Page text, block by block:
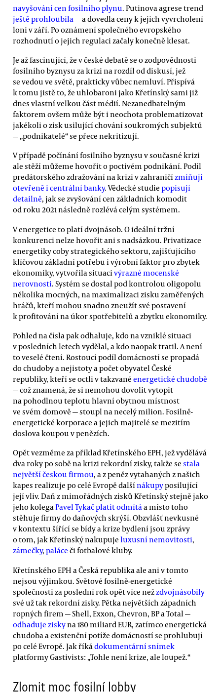
navyšování cen fosilního plynu. Putinova agrese trend
ještě prohloubila — a dovedla ceny k jejich vyvrcholení
loni v září. Po oznámení společného evropského
rozhodnutí o jejich regulaci začaly konečně klesat.
Je až fascinující, že v české debatě se o zodpovědnosti
fosilního byznysu za krizi na rozdíl od diskusí, jež
se vedou ve světě, prakticky vůbec nemluví. Přispívá
k tomu jistě to, že uhlobaroni jako Křetínský sami již
dnes vlastní velkou část médií. Nezanedbatelným
faktorem ovšem může být i neochota problematizovat
jakékoli o zisk usilující chování soukromých subjektů
— „podnikatelé“ se přece nekritizují.
V případě počínání fosilního byznysu v současné krizi
ale stěží můžeme hovořit o poctivém podnikání. Podíl
predátorského zdražování na krizi v zahraničízmiňují
otevřeně i centrální banky. Vědecké studie popisují
detailně, jak se zvyšování cen základních komodit
od roku 2021 následně rozlévá celým systémem.
V energetice to platí dvojnásob. O ideální tržní
konkurenci nelze hovořit ani s nadsázkou. Privatizace
energetiky coby strategického sektoru, zajišťujícího
klíčovou základní potřebu i výrobní faktor pro zbytek
ekonomiky, vytvořila situaci výrazné mocenské
nerovnosti. Systém se dostal pod kontrolou oligopolu
několika mocných, na maximalizaci zisku zaměřených
hráčů, kteří mohou snadno zneužít své postavení
k profitování na úkor spotřebitelů a zbytku ekonomiky.
Pohled na čísla pak odhaluje, kdo na vzniklé situaci
v posledních letech vydělal, a kdo naopak tratil. A není
to veselé čtení. Rostoucí podíl domácností se propadá
do chudoby a nejistoty a počet obyvatel České
republiky, kteří se octli v takzvané energetické chudobě
— což znamená, že si nemohou dovolit vytopit
na pohodlnou teplotu hlavní obytnou místnost
ve svém domově — stoupl na necelý milion. Fosilně-
energetické korporace a jejich majitelé se mezitím
doslova koupou v penězích.
Opět vezměme za příklad Křetínského EPH, jež vydělává
dva roky po sobě na krizi rekordní zisky, takže se stala
největší českou firmou, a z peněz vytahaných z našich
kapes realizuje po celé Evropě dalšínákupyposilující
její vliv. Daň z mimořádných zisků Křetínský stejně jako
jeho kolegaPavel Tykačplatit odmítáa místo toho
stěhuje firmy do daňových skrýší. Obzvlášť nevkusné
v kontextu šířící se bídy a krize bydlení jsou zprávy
o tom, jak Křetínský nakupuje luxusní nemovitosti,
zámečky, paláce či fotbalové kluby.
Křetínského EPH a Česká republika ale ani v tomto
nejsou výjimkou. Světové fosilně-energetické
společnosti za poslední rok opět více než zdvojnásobily
své už tak rekordní zisky. Pětka největších západních
ropných firem — Shell, Exxon, Chevron, BP a Total —
odhaduje ziskyna 180 miliard EUR, zatímco energetická
chudoba a existenční potíže domácností se prohlubují
po celé Evropě. Jak říká dokumentární snímek
platformy Gastivists: „Tohle není krize, ale loupež.“
Zlomit moc fosilní lobby